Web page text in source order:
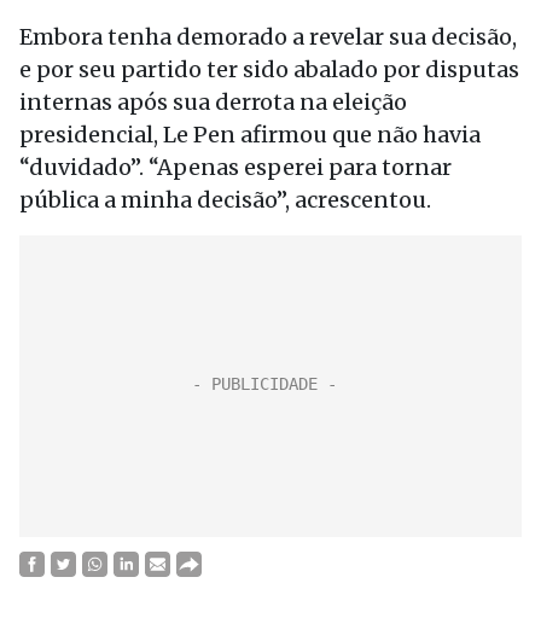
Embora tenha demorado a revelar sua decisão,
e por seu partido ter sido abalado por disputas
internas após sua derrota na eleição
presidencial, Le Pen afirmou que não havia
“duvidado”. “Apenas esperei para tornar
pública a minha decisão”, acrescentou.